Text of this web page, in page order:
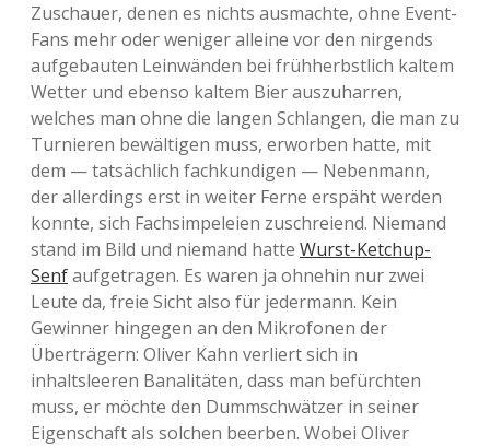
Zuschauer, denen es nichts ausmachte, ohne Event-
Fans mehr oder weniger alleine vor den nirgends
aufgebauten Leinwänden bei frühherbstlich kaltem
Wetter und ebenso kaltem Bier auszuharren,
welches man ohne die langen Schlangen, die man zu
Turnieren bewältigen muss, erworben hatte, mit
dem — tatsächlich fachkundigen — Nebenmann,
der allerdings erst in weiter Ferne erspäht werden
konnte, sich Fachsimpeleien zuschreiend. Niemand
stand im Bild und niemand hatte Wurst-Ketchup-
Senfaufgetragen. Es waren ja ohnehin nur zwei
Leute da, freie Sicht also für jedermann. Kein
Gewinner hingegen an den Mikrofonen der
Überträgern: Oliver Kahn verliert sich in
inhaltsleeren Banalitäten, dass man befürchten
muss, er möchte den Dummschwätzer in seiner
Eigenschaft als solchen beerben. Wobei Oliver